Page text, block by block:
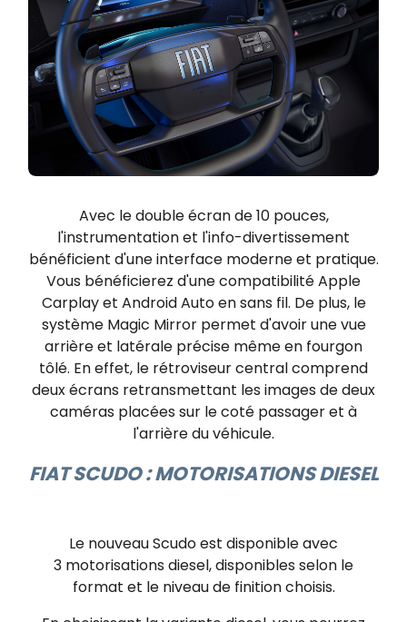
Avec le double écran de 10 pouces,
l'instrumentation et l'info-divertissement
bénéficient d'une interface moderne et pratique.
Vous bénéficierez d'une compatibilité Apple
Carplay et Android Auto en sans fil. De plus, le
système Magic Mirror permet d'avoir une vue
arrière et latérale précise même en fourgon
tôlé. En effet, le rétroviseur central comprend
deux écrans retransmettant les images de deux
caméras placées sur le coté passager et à
l'arrière du véhicule.
FIAT SCUDO : MOTORISATIONS DIESEL
Le nouveau Scudo est disponible avec
3 motorisations diesel, disponibles selon le
format et le niveau de finition choisis.